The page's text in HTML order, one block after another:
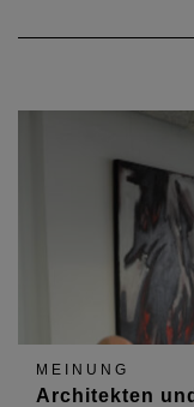
MEINUNG
Architekten